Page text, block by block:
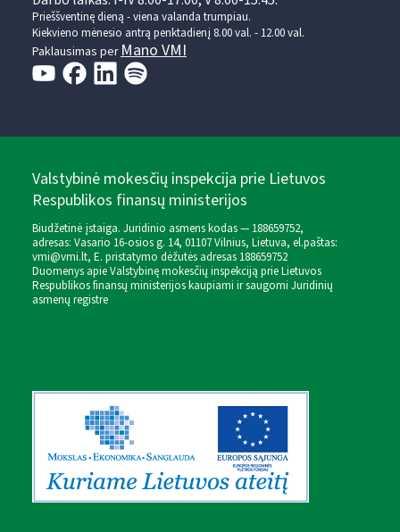
Prieššventinę dieną - viena valanda trumpiau.
Kiekvieno mėnesio antrą penktadienį 8.00 val. - 12.00 val.
Paklausimas perMano VMI
Valstybinė mokesčių inspekcija prie Lietuvos
Respublikos finansų ministerijos
Biudžetinė įstaiga. Juridinio asmens kodas — 188659752,
adresas: Vasario 16-osios g. 14, 01107 Vilnius, Lietuva, el.paštas:
vmi@vmi.lt, E. pristatymo dėžutės adresas 188659752
Duomenys apie Valstybinę mokesčių inspekciją prie Lietuvos
Respublikos finansų ministerijos kaupiami ir saugomi Juridinių
asmenų registre